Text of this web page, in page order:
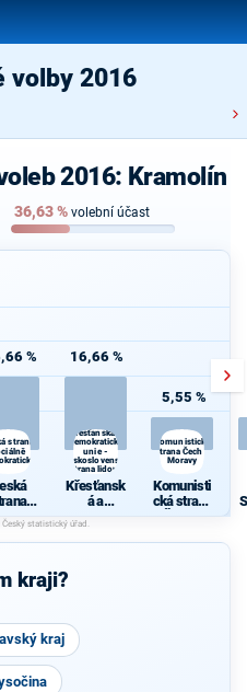
volby 2016
2016: Kramolín
36,63% volební účast
%
strana
16,66 %
Křesťanská a
demokratická
unie -
Československá
strana lidová
Křesťansk
á a
demokrati
cká unie -
Českoslov
5,55 %
Komunistická
strana Čech a
Moravy
Komunisti
cká strana
Čech a
kraji?
kraj